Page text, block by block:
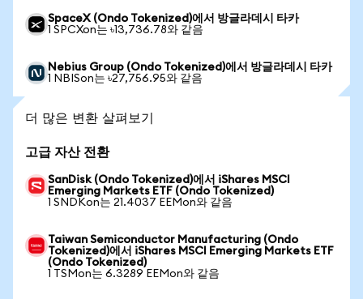
SpaceX (Ondo Tokenized)에서 방글라데시 타카
1 SPCXon는 ৳13,736.78와 같음
Nebius Group (Ondo Tokenized)에서 방글라데시 타카
1 NBISon는 ৳27,756.95와 같음
더 많은 변환 살펴보기
고급 자산 전환
SanDisk (Ondo Tokenized)에서 iShares MSCI
Emerging Markets ETF (Ondo Tokenized)
1 SNDKon는 21.4037 EEMon와 같음
Taiwan Semiconductor Manufacturing (Ondo
Tokenized)에서 iShares MSCI Emerging Markets ETF
(Ondo Tokenized)
1 TSMon는 6.3289 EEMon와 같음